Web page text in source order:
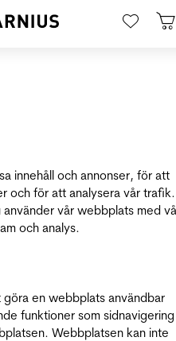
innehåll och annonser, för att
och för att analysera vår
vår webbplats med
och analys.
en webbplats användbar
funktioner som
Webbplatsen kan inte